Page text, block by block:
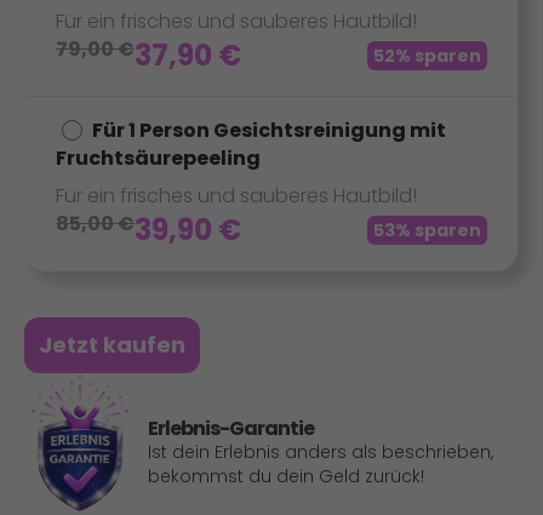
Für ein frisches und sauberes Hautbild!
79,00€37,90 € 52% sparen
Für 1 Person Gesichtsreinigung mit
Fruchtsäurepeeling
Für ein frisches und sauberes Hautbild!
85,00€39,90 € 53% sparen
Jetzt kaufen
Erlebnis-Garantie
Ist dein Erlebnis anders als beschrieben,
bekommst du dein Geld zurück!